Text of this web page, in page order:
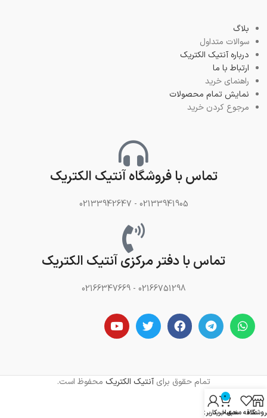
بلاگ
سوالات متداول
درباره آنتیک الکتریک
ارتباط با ما
راهنمای خرید
نمایش تمام محصولات
مرجوع کردن خرید
تماس با فروشگاه آنتیک الکتریک
02133941905 - 02133942647
تماس با دفتر مرکزی آنتیک الکتریک
02166751298 - 02166347669
تمام حقوق برایآنتیک الکتریک محفوظ است.
علاقه مندی
0
سبد خرید
حساب کاربری من